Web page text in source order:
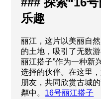
乐趣
丽江，这片以美丽自
的土地，吸引了无数
丽江搭子”作为一种新
选择的伙伴。在这里
朋友，共同欣赏古城
粼中。 16号丽江搭子